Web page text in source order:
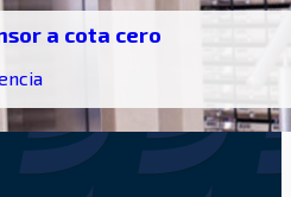
a cota cero